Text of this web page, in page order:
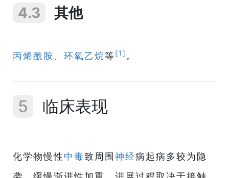
4.3 其他
丙烯酰胺、 环氧乙烷等[1] 。
5 临床表现
化学物慢性中毒致周围 神经病起病多较为隐